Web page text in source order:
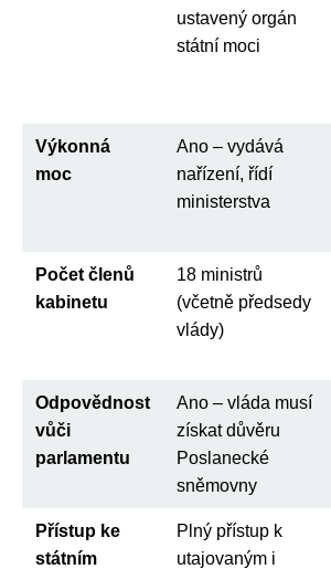
ustavený orgán
státní moci
Výkonná
moc
Ano – vydává
nařízení, řídí
ministerstva
Počet členů
kabinetu
18 ministrů
(včetně předsedy
vlády)
Odpovědnost
vůči
parlamentu
Ano – vláda musí
získat důvěru
Poslanecké
sněmovny
Přístup ke
státním
Plný přístup k
utajovaným i